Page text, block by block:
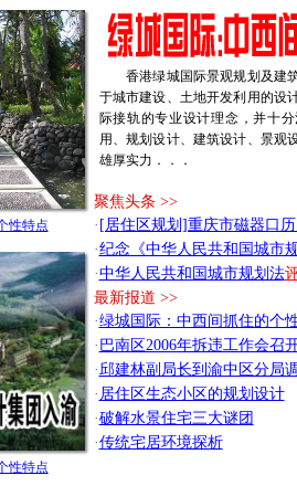
性特点
性特点
香港绿城国际景观规划及建
于城市建设、土地开发利用的设
际接轨的专业设计理念，并十
用、规划设计、建筑设计、景观
雄厚实力．．．
聚焦头条 >>
· [居住区规划]重庆市磁器口
·纪念《中华人民共和国城市
·中华人民共和国城市规划法
最新报道 >>
·绿城国际：中西间抓住的个
· 巴南区2006年拆违工作会召
·邱建林副局长到渝中区分局
· 居住区生态小区的规划设计
·破解水景住宅三大谜团
·传统宅居环境探析